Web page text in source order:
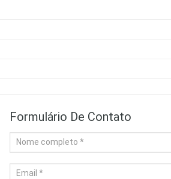
Formulário De Contato